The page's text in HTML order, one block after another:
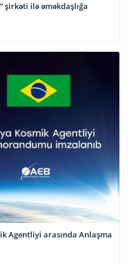
şirkəti ilə əməkdaşlığa
Agentliyi arasında Anlaşma